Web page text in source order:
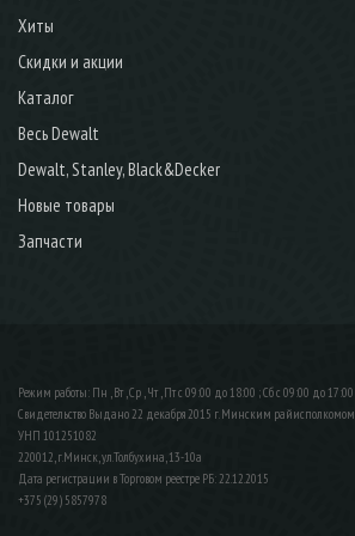
Хиты
Скидки и акции
Каталог
Весь Dewalt
Dewalt, Stanley, Black&Decker
Новые товары
Запчасти
Режим работы: Пн , Вт , Ср , Чт , Пт c 09:00 до 18:00 ; Сб c 09:00 до 17:00
Свидетельство Выдано 22 декабря 2015 г. Минским райисполкомом
УНП 101251082
220012, г.Минск, ул.Толбухина, 13-10а
Дата регистрации в Торговом реестре РБ: 22.12.2015
+375 (29) 5857978